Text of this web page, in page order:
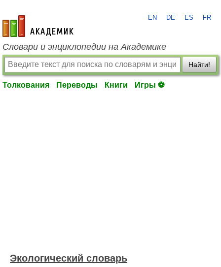
academic.ru
EN DE ES FR
Словари и энциклопедии на Академике
Найти!
Толкования Переводы Книги Игры ⚽
Экологический словарь